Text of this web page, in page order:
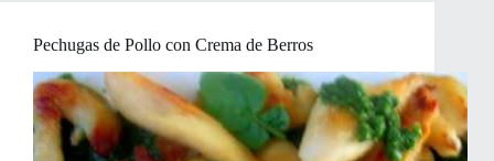
Pechugas de Pollo con Crema de Berros